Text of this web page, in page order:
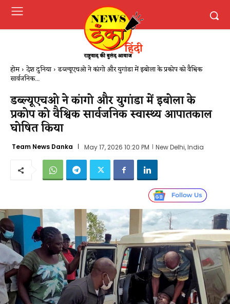
होम देश दुनिया डब्ल्यूएचओ ने कांगो और युगांडा में इबोला के प्रकोप को वैश्विक
सार्वजनिक...
डब्ल्यूएचओ ने कांगो और युगांडा में इबोला के
प्रकोप को वैश्विक सार्वजनिक स्वास्थ्य आपातकाल
घोषित किया
Team News Danka May 17, 2026 10:20 PM New Delhi, India